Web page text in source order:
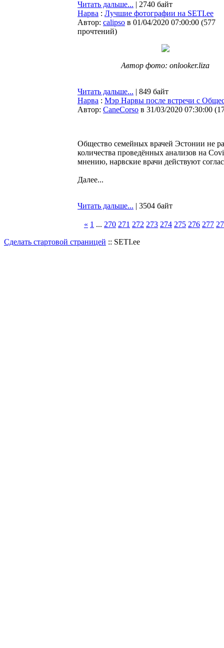
Читать дальше... | 2740 байт
Нарва : Лучшие фотографии на SETI.ee
Автор: calipso в 01/04/2020 07:00:00 (577
прочтений)
Автор фото: onlooker.liza
Читать дальше... | 849 байт
Нарва : Мэр Нарвы после встречи с
Автор: CaneCorso в 31/03/2020 07:30:00 (
Общество семейных врачей Эстонии не
количества проведённых анализов на
мнению, нарвские врачи действуют
Далее...
Читать дальше... | 3504 байт
« 1 ... 270 271 272 273 274 275 276 277
Сделать стартовой страницей :: SETI.ee